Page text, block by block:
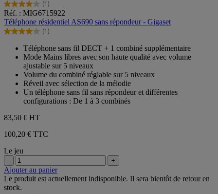
(1)
4.0
sur
5
étoiles.
avis
Réf. : MIG6715922
Téléphone résidentiel AS690 sans répondeur - Gigaset
(1)
4.0
étoiles.
Téléphone sans fil DECT + 1 combiné supplémentaire
Mode Mains libres avec son haute qualité avec volume
ajustable sur 5 niveaux
Volume du combiné réglable sur 5 niveaux
Réveil avec sélection de la mélodie
Un téléphone sans fil sans répondeur et différentes
configurations : De 1 à 3 combinés
83,50 € HT
100,20 € TTC
Le jeu
- +
Ajouter au panier
Le produit est actuellement indisponible. Il sera bientôt de retour en
stock.